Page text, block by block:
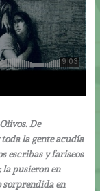
De
la gente acudía
escribas y fariseos
pusieron en
sorprendida en